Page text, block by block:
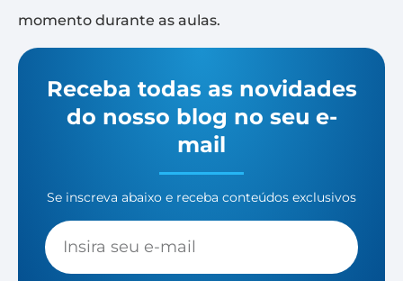
momento durante as aulas.
Receba todas as novidades
do nosso blog no seu e-
mail
Se inscreva abaixo e receba conteúdos exclusivos